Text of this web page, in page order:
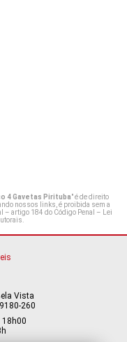
4 Gavetas Pirituba" é de direito
nossos links, é proibida sem a
– artigo 184 do Código Penal – Lei
.
Vista
260
18h00